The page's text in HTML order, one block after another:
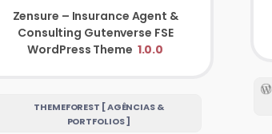
Zensure – Insurance Agent &
Consulting Gutenverse FSE
WordPress Theme 1.0.0
THEMEFOREST [ AGÊNCIAS &
PORTFOLIOS ]